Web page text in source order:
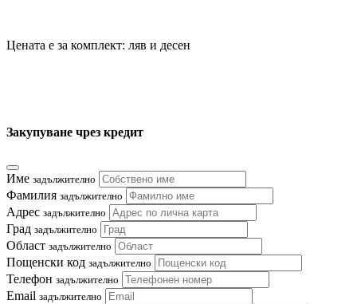
Цената е за комплект: ляв и десен
Закупуване чрез кредит
Име задължително
Фамилия задължително
Адрес задължително
Град задължително
Област задължително
Пощенски код задължително
Телефон задължително
Email задължително